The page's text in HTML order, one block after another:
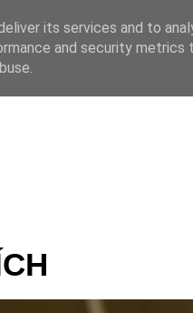
CZ
its services and to
and security